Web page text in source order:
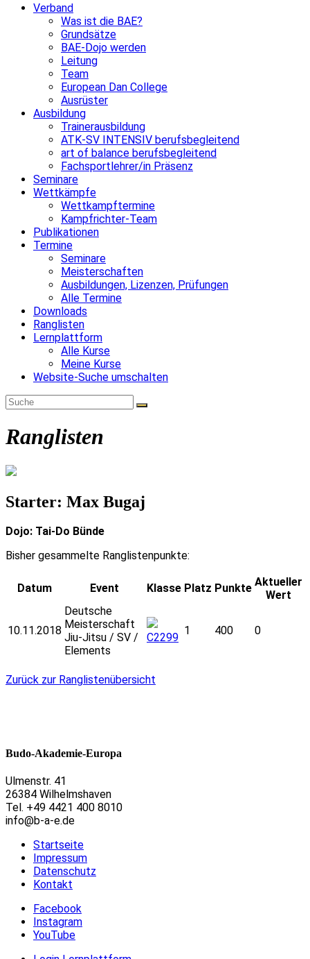
Verband
Was ist die BAE?
Grundsätze
BAE-Dojo werden
Leitung
Team
European Dan College
Ausrüster
Ausbildung
Trainerausbildung
ATK-SV INTENSIV berufsbegleitend
art of balance berufsbegleitend
Fachsportlehrer/in Präsenz
Seminare
Wettkämpfe
Wettkampftermine
Kampfrichter-Team
Publikationen
Termine
Seminare
Meisterschaften
Ausbildungen, Lizenzen, Prüfungen
Alle Termine
Downloads
Ranglisten
Lernplattform
Alle Kurse
Meine Kurse
Website-Suche umschalten
Ranglisten
Starter: Max Bugaj
Dojo: Tai-Do Bünde
Bisher gesammelte Ranglistenpunkte:
Datum Event Klasse Platz Punkte Aktueller
Wert
10.11.2018
Deutsche
Meisterschaft
Jiu-Jitsu / SV /
Elements
C2299
1 400 0
Zurück zur Ranglistenübersicht
Budo-Akademie-Europa
Ulmenstr. 41
26384 Wilhelmshaven
Tel. +49 4421 400 8010
info@b-a-e.de
Startseite
Impressum
Datenschutz
Kontakt
Facebook
Instagram
YouTube